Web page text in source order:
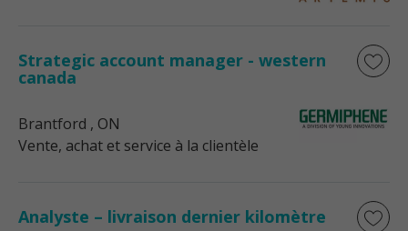
Strategic account manager - western
canada
Brantford , ON
Vente, achat et service à la clientèle
Analyste – livraison dernier kilomètre